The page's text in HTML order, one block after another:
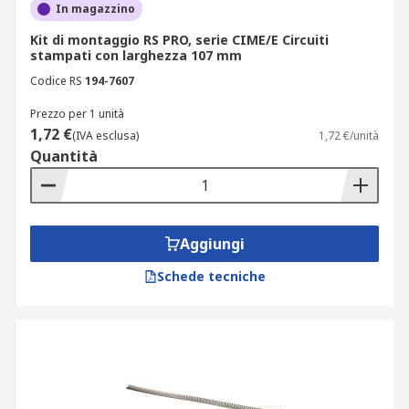
In magazzino
Kit di montaggio RS PRO, serie CIME/E Circuiti
stampati con larghezza 107 mm
Codice RS 194-7607
Prezzo per 1 unità
1,72 €(IVA esclusa) 1,72 €/unità
Quantità
Aggiungi
Schede tecniche